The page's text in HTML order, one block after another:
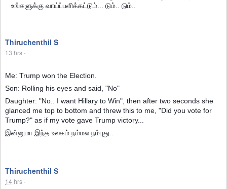
உங்களுக்கு வாய்ப்பளிக்கட்டும்... டும்.. டும்..
Thiruchenthil S
13 hrs ·
Me: Trump won the Election.
Son: Rolling his eyes and said, "No"
Daughter: "No.. I want Hillary to Win", then after two seconds she
glanced me top to bottom and threw this to me, "Did you vote for
Trump?" as if my vote gave Trump victory...
இன்னுமா இந்த உலகம் நம்மல நம்புது..
Thiruchenthil S
14 hrs ·